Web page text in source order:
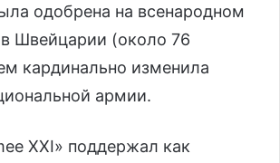
одобрена на всенародном
Швейцарии (около 76
кардинально изменила
армии.
XXI» поддержал как